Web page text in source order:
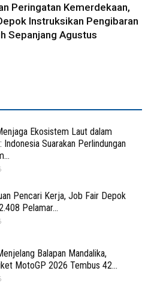
Peringatan Kemerdekaan,
Instruksikan Pengibaran
Sepanjang Agustus
Ekosistem Laut dalam
Indonesia Suarakan Perlindungan
Pencari Kerja, Job Fair Depok
Pelamar...
Balapan Mandalika,
MotoGP 2026 Tembus 42...